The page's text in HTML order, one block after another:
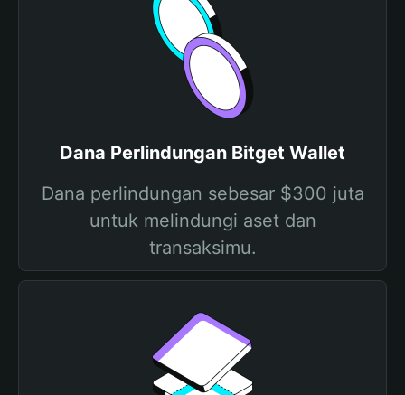
Dana Perlindungan Bitget Wallet
Dana perlindungan sebesar $300 juta
untuk melindungi aset dan
transaksimu.